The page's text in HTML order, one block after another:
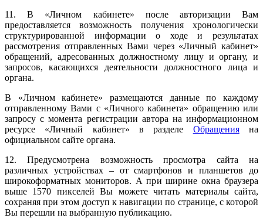
11. В «Личном кабинете» после авторизации Вам
предоставляется возможность получения хронологически
структурированной информации о ходе и результатах
рассмотрения отправленных Вами через «Личный кабинет»
обращений, адресованных должностному лицу и органу, и
запросов, касающихся деятельности должностного лица и
органа.
В «Личном кабинете» размещаются данные по каждому
отправленному Вами с «Личного кабинета» обращению или
запросу с момента регистрации автора на информационном
ресурсе «Личный кабинет» в разделе Обращенияна
официальном сайте органа.
12. Предусмотрена возможность просмотра сайта на
различных устройствах – от смартфонов и планшетов до
широкоформатных мониторов. А при ширине окна браузера
выше 1570 пикселей Вы можете читать материалы сайта,
сохраняя при этом доступ к навигации по странице, с которой
Вы перешли на выбранную публикацию.